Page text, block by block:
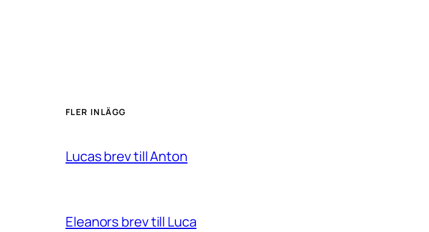
FLER INLÄGG
Lucas brev till Anton
Eleanors brev till Luca